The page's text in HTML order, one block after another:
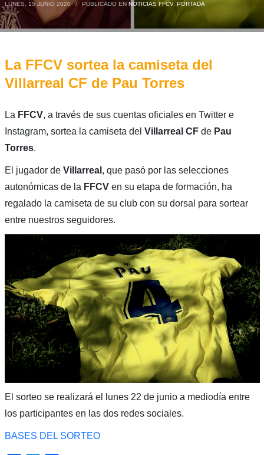
LUNES, 15 JUNIO 2020 / PUBLICADO EN NOTICIAS FFCV, PORTADA
La FFCV sortea la camiseta del
Villarreal CF de Pau Torres
La FFCV, a través de sus cuentas oficiales en Twitter e
Instagram, sortea la camiseta del Villarreal CFde Pau
Torres.
El jugador de Villarreal , que pasó por las selecciones
autonómicas de la FFCVen su etapa de formación, ha
regalado la camiseta de su club con su dorsal para sortear
entre nuestros seguidores.
El sorteo se realizará el lunes 22 de junio a mediodía entre
los participantes en las dos redes sociales.
BASES DEL SORTEO